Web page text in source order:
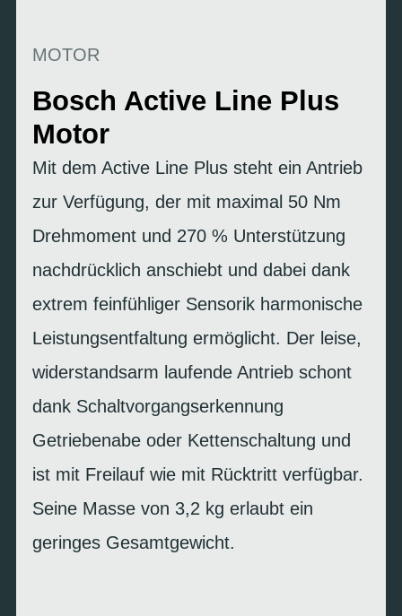
MOTOR
Bosch Active Line Plus
Motor
Mit dem Active Line Plus steht ein Antrieb
zur Verfügung, der mit maximal 50 Nm
Drehmoment und 270 % Unterstützung
nachdrücklich anschiebt und dabei dank
extrem feinfühliger Sensorik harmonische
Leistungsentfaltung ermöglicht. Der leise,
widerstandsarm laufende Antrieb schont
dank Schaltvorgangserkennung
Getriebenabe oder Kettenschaltung und
ist mit Freilauf wie mit Rücktritt verfügbar.
Seine Masse von 3,2 kg erlaubt ein
geringes Gesamtgewicht.